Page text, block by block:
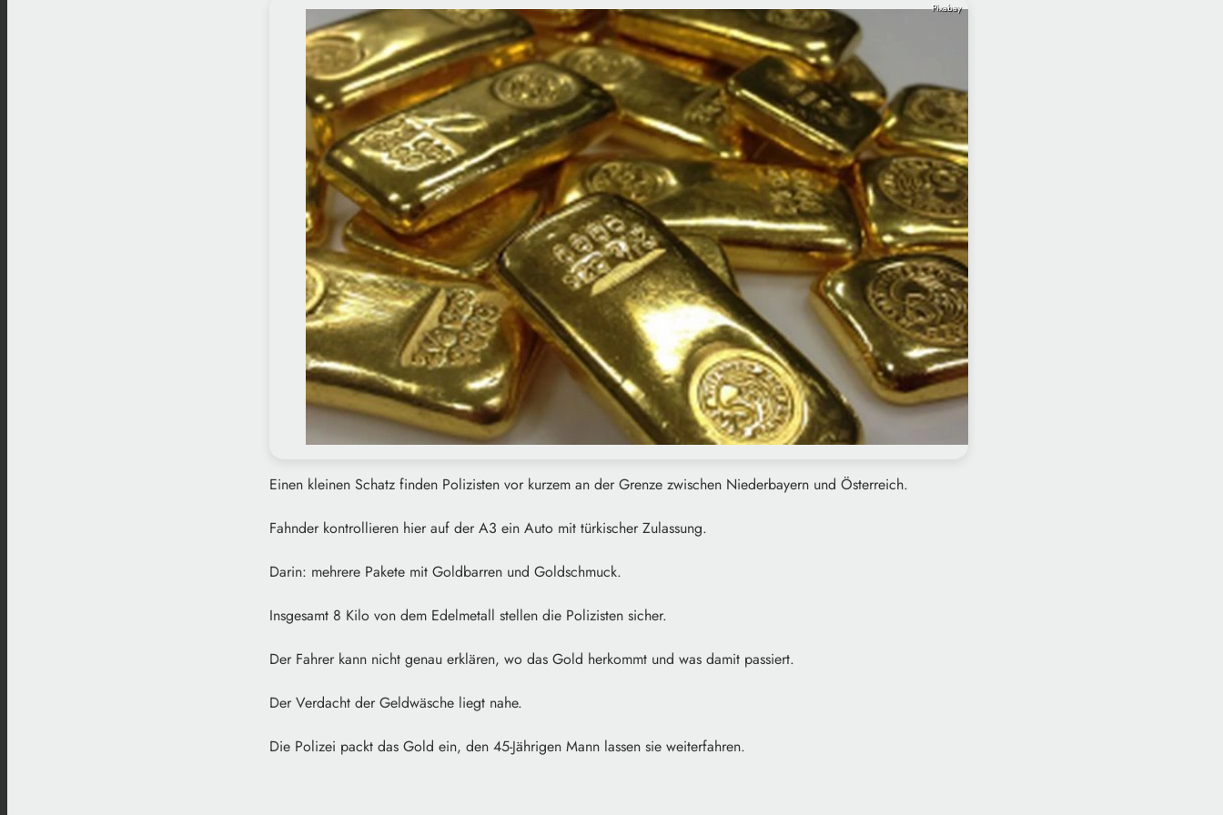
Pixabay
Einen kleinen Schatz finden Polizisten vor kurzem an der Grenze zwischen Niederbayern und Österreich.
Fahnder kontrollieren hier auf der A3 ein Auto mit türkischer Zulassung.
Darin: mehrere Pakete mit Goldbarren und Goldschmuck.
Insgesamt 8 Kilo von dem Edelmetall stellen die Polizisten sicher.
Der Fahrer kann nicht genau erklären, wo das Gold herkommt und was damit passiert.
Der Verdacht der Geldwäsche liegt nahe.
Die Polizei packt das Gold ein, den 45-Jährigen Mann lassen sie weiterfahren.